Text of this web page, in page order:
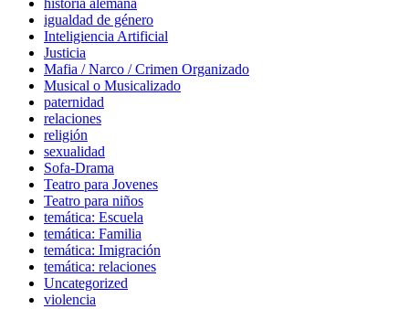
historia alemana
igualdad de género
Inteligiencia Artificial
Justicia
Mafia / Narco / Crimen Organizado
Musical o Musicalizado
paternidad
relaciones
religión
sexualidad
Sofa-Drama
Teatro para Jovenes
Teatro para niños
temática: Escuela
temática: Familia
temática: Imigración
temática: relaciones
Uncategorized
violencia